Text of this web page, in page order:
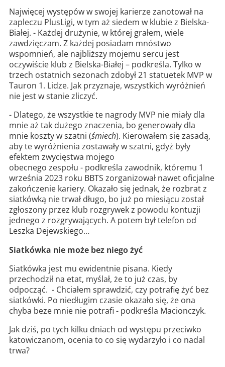
Najwięcej występów w swojej karierze zanotował na
zapleczu PlusLigi, w tym aż siedem w klubie z Bielska-
Białej. - Każdej drużynie, w której grałem, wiele
zawdzięczam. Z każdej posiadam mnóstwo
wspomnień, ale najbliższy mojemu sercu jest
oczywiście klub z Bielska-Białej – podkreśla. Tylko w
trzech ostatnich sezonach zdobył 21 statuetek MVP w
Tauron 1. Lidze. Jak przyznaje, wszystkich wyróżnień
nie jest w stanie zliczyć.
- Dlatego, że wszystkie te nagrody MVP nie miały dla
mnie aż tak dużego znaczenia, bo generowały dla
mnie koszty w szatni (śmiech). Kierowałem się zasadą,
aby te wyróżnienia zostawały w szatni, gdyż były
efektem zwycięstwa mojego
obecnego zespołu - podkreśla zawodnik, któremu 1
września 2023 roku BBTS zorganizował nawet oficjalne
zakończenie kariery. Okazało się jednak, że rozbrat z
siatkówką nie trwał długo, bo już po miesiącu został
zgłoszony przez klub rozgrywek z powodu kontuzji
jednego z rozgrywających. A potem był telefon od
Leszka Dejewskiego…
Siatkówka nie może bez niego żyć
Siatkówka jest mu ewidentnie pisana. Kiedy
przechodził na etat, myślał, że to już czas, by
odpocząć. - Chciałem sprawdzić, czy potrafię żyć bez
siatkówki. Po niedługim czasie okazało się, że ona
chyba beze mnie nie potrafi - podkreśla Macionczyk.
Jak dziś, po tych kilku dniach od występu przeciwko
katowiczanom, ocenia to co się wydarzyło i co nadal
trwa?